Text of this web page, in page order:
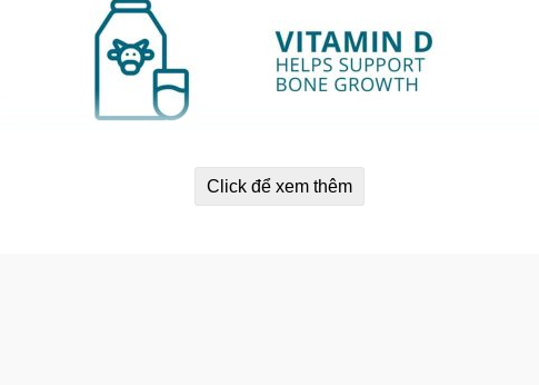
Click để xem thêm